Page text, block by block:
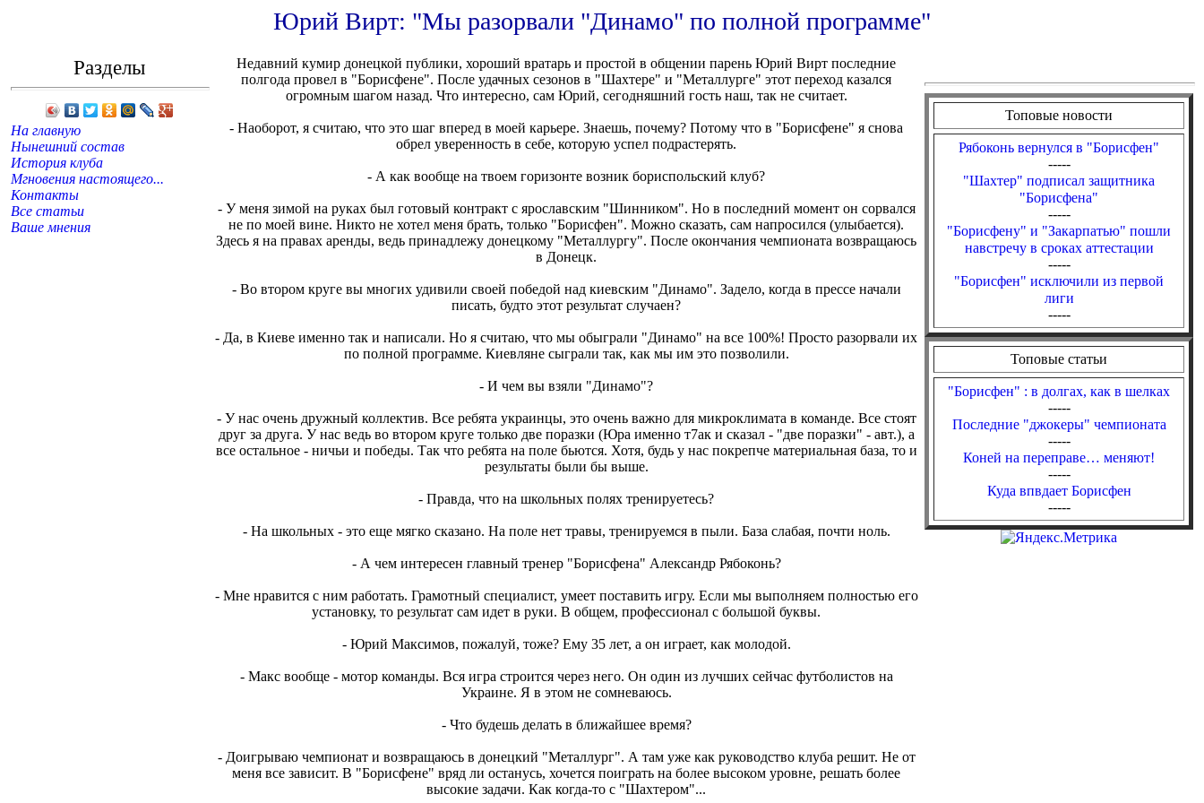
Юрий Вирт: "Мы разорвали "Динамо" по полной программе"
Разделы
На главную
Нынешний состав
История клуба
Мгновения настоящего...
Контакты
Все статьи
Ваше мнения
Недавний кумир донецкой публики, хороший вратарь и простой в общении парень Юрий Вирт последние
полгода провел в "Борисфене". После удачных сезонов в "Шахтере" и "Металлурге" этот переход казался
огромным шагом назад. Что интересно, сам Юрий, сегодняшний гость наш, так не считает.
- Наоборот, я считаю, что это шаг вперед в моей карьере. Знаешь, почему? Потому что в "Борисфене" я снова
обрел уверенность в себе, которую успел подрастерять.
- А как вообще на твоем горизонте возник бориспольский клуб?
- У меня зимой на руках был готовый контракт с ярославским "Шинником". Но в последний момент он сорвался
не по моей вине. Никто не хотел меня брать, только "Борисфен". Можно сказать, сам напросился (улыбается).
Здесь я на правах аренды, ведь принадлежу донецкому "Металлургу". После окончания чемпионата возвращаюсь
в Донецк.
- Во втором круге вы многих удивили своей победой над киевским "Динамо". Задело, когда в прессе начали
писать, будто этот результат случаен?
- Да, в Киеве именно так и написали. Но я считаю, что мы обыграли "Динамо" на все 100%! Просто разорвали их
по полной программе. Киевляне сыграли так, как мы им это позволили.
- И чем вы взяли "Динамо"?
- У нас очень дружный коллектив. Все ребята украинцы, это очень важно для микроклимата в команде. Все стоят
друг за друга. У нас ведь во втором круге только две поразки (Юра именно т7ак и сказал - "две поразки" - авт.), а
все остальное - ничьи и победы. Так что ребята на поле бьются. Хотя, будь у нас покрепче материальная база, то и
результаты были бы выше.
- Правда, что на школьных полях тренируетесь?
- На школьных - это еще мягко сказано. На поле нет травы, тренируемся в пыли. База слабая, почти ноль.
- А чем интересен главный тренер "Борисфена" Александр Рябоконь?
- Мне нравится с ним работать. Грамотный специалист, умеет поставить игру. Если мы выполняем полностью его
установку, то результат сам идет в руки. В общем, профессионал с большой буквы.
- Юрий Максимов, пожалуй, тоже? Ему 35 лет, а он играет, как молодой.
- Макс вообще - мотор команды. Вся игра строится через него. Он один из лучших сейчас футболистов на
Украине. Я в этом не сомневаюсь.
- Что будешь делать в ближайшее время?
- Доигрываю чемпионат и возвращаюсь в донецкий "Металлург". А там уже как руководство клуба решит. Не от
меня все зависит. В "Борисфене" вряд ли останусь, хочется поиграть на более высоком уровне, решать более
высокие задачи. Как когда-то с "Шахтером"...
Топовые новости
Рябоконь вернулся в "Борисфен"
-----
"Шахтер" подписал защитника
"Борисфена"
-----
"Борисфену" и "Закарпатью" пошли
навстречу в сроках аттестации
-----
"Борисфен" исключили из первой
лиги
-----
Топовые статьи
"Борисфен" : в долгах, как в шелках
-----
Последние "джокеры" чемпионата
-----
Коней на переправе… меняют!
-----
Куда впвдает Борисфен
-----